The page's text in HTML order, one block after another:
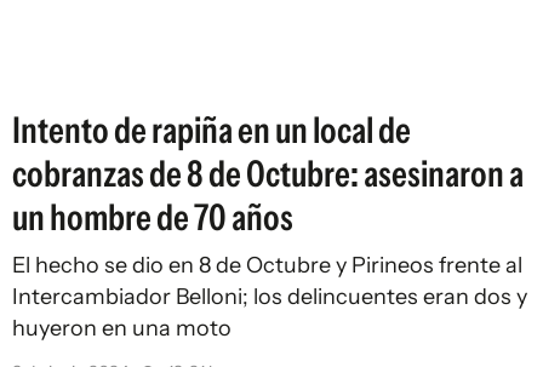
Intento de rapiña en un local de
cobranzas de 8 de Octubre: asesinaron a
un hombre de 70 años
El hecho se dio en 8 de Octubre y Pirineos frente al
Intercambiador Belloni; los delincuentes eran dos y
huyeron en una moto